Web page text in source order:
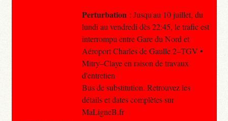
Perturbation : Jusqu'au 10 juillet, du
lundi au vendredi dès 22:45, le trafic est
interrompu entre Gare du Nord et
Aéroport Charles de Gaulle 2–TGV •
Mitry–Claye en raison de travaux
d'entretien
Bus de substitution. Retrouvez les
détails et dates complètes sur
MaLigneB.fr